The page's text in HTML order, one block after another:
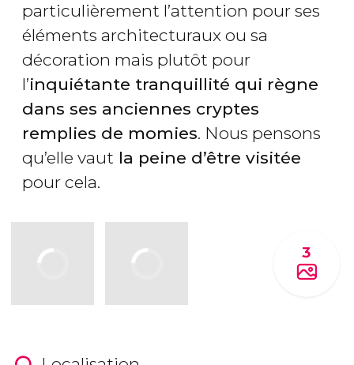
particulièrement l’attention pour ses
éléments architecturaux ou sa
décoration mais plutôt pour
l’inquiétante tranquillité qui règne
dans ses anciennes cryptes
remplies de momies. Nous pensons
qu’elle vaut la peine d’être visitée
pour cela.
3